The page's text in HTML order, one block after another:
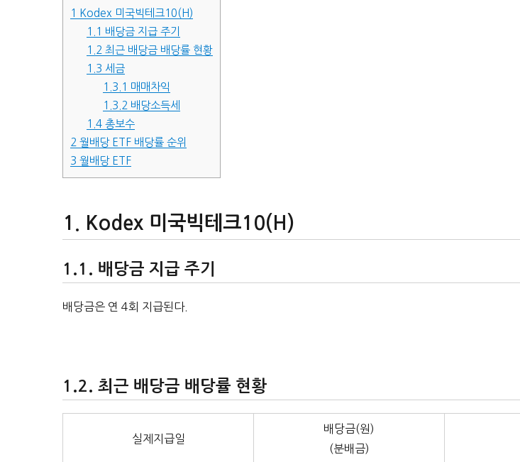
1
Kodex 미국빅테크10(H)
1.1 배당금 지급 주기
1.2 최근 배당금 배당률 현황
1.3 세금
1.3.1 매매차익
1.3.2 배당소득세
1.4총보수
2 월배당 ETF 배당률 순위
3 월배당 ETF
Kodex 미국빅테크10(H)
배당금 지급 주기
배당금은 연 4회 지급된다.
최근 배당금 배당률 현황
실제지급일
배당금(원)
(분배금)